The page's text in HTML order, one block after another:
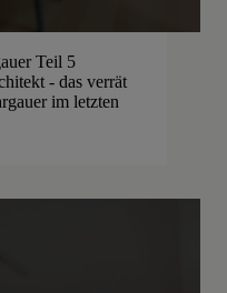
Teil 5
- das verrät
im letzten